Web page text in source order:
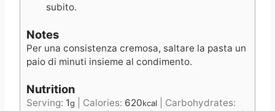
subito.
Notes
Per una consistenza cremosa, saltare la pasta un
paio di minuti insieme al condimento.
Nutrition
Serving: 1g Calories: 620kcal
Carbohydrates: